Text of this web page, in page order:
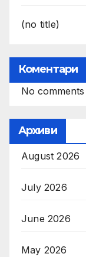
(no title)
Коментари
No
Архиви
August 2026
July 2026
June 2026
May 2026